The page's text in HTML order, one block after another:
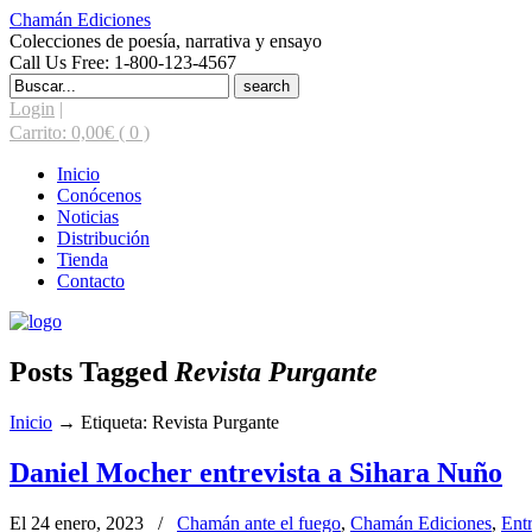
Chamán Ediciones
Colecciones de poesía, narrativa y ensayo
Call Us Free: 1-800-123-4567
Search
for:
Login |
Carrito: 0,00€ ( 0 )
Inicio
Conócenos
Noticias
Distribución
Tienda
Contacto
Posts Tagged Revista Purgante
Inicio → Etiqueta: Revista Purgante
Daniel Mocher entrevista a Sihara Nuño
El 24 enero, 2023 / Chamán ante el fuego, Chamán Ediciones,